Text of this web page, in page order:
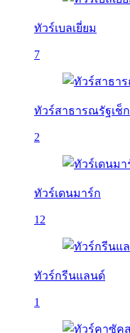
ทัวร์เบลเยี่ยม
7
ทัวร์สาธารณรัฐเช็ก
2
ทัวร์เดนมาร์ก
12
ทัวร์กรีนแลนด์
1